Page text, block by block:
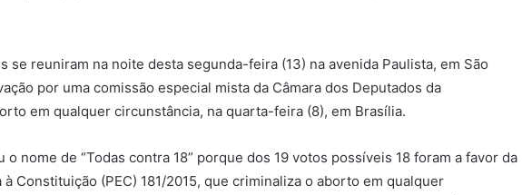
se reuniram na noite desta segunda-feira (13) na avenida Paulista, em São
por uma comissão especial mista da Câmara dos Deputados da
em qualquer circunstância, na quarta-feira (8), em Brasília.
o nome de “Todas contra 18” porque dos 19 votos possíveis 18 foram a favor da
à Constituição (PEC) 181/2015, que criminaliza o aborto em qualquer